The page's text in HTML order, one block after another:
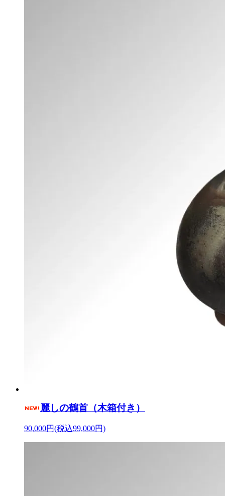
麗しの鶴首（木箱付き）
90,000円(税込99,000円)